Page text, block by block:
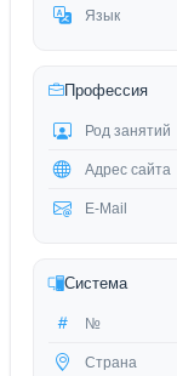
Язык
Профессия
Род занятий
Адрес сайта
E-Mail
Система
№
Страна